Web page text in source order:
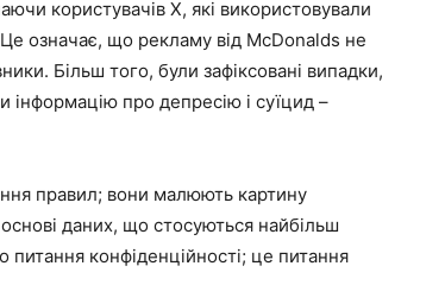
користувачів X, які використовували
означає, що рекламу від McDonalds не
Більш того, були зафіксовані випадки,
інформацію про депресію і суїцид –
правил; вони малюють картину
даних, що стосуються найбільш
конфіденційності; це питання